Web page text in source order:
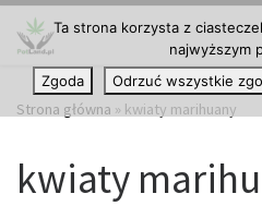
Przejdź do treści
Strona główna » kwiaty marihuany
kwiaty
Ta strona korzysta z
najwyższym
Zgoda
Odrzuć wszystkie